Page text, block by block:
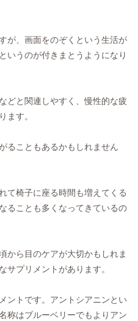
が、画面をのぞくという生活が
いうのが付きまとうようになり
どと関連しやすく、慢性的な疲
ます。
ることもあるかもしれません
て椅子に座る時間も増えてくる
ることも多くなってきているの
から目のケアが大切かもしれま
サプリメントがあります。
ントです。アントシアニンとい
称はブルーベリーでもよりアン